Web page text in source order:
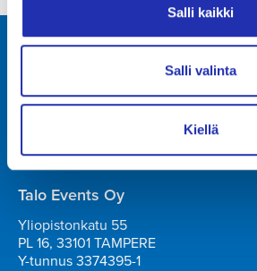
Salli kaikki
Salli valinta
Kiellä
Yliopistonkatu 55
Y-tunnus 0706363-7
Talo Events Oy
Yliopistonkatu 55
PL 16, 33101 TAMPERE
Y-tunnus 3374395-1